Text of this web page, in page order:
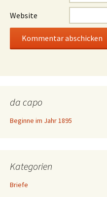
Website
da capo
Beginne im Jahr 1895
Kategorien
Briefe